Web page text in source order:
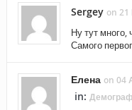
Sergey on 21
Ну тут
Самого
Елена on 04
in: